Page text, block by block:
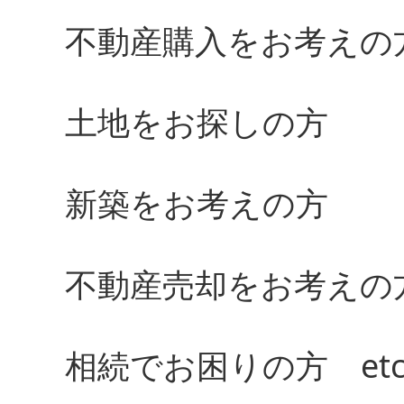
不動産購入をお考えの
土地をお探しの方
新築をお考えの方
不動産売却をお考えの
相続でお困りの方 etc